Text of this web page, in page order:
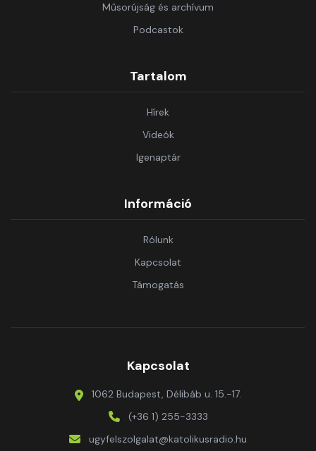
Műsorújság és archívum
Podcastok
Tartalom
Hírek
Videók
Igenaptár
Információ
Rólunk
Kapcsolat
Támogatás
Kapcsolat
1062 Budapest, Délibáb u. 15.-17.
(+36 1) 255-3333
ugyfelszolgalat@katolikusradio.hu